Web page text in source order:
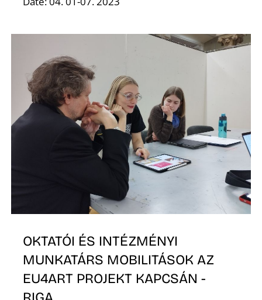
OKTATÓI ÉS INTÉZMÉNYI
MUNKATÁRS MOBILITÁSOK AZ
EU4ART PROJEKT KAPCSÁN -